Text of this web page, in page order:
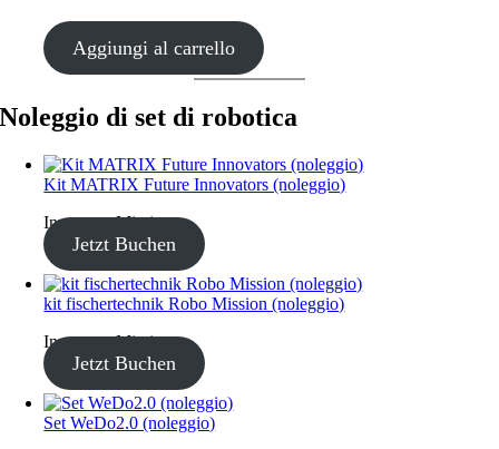
CHF30.00
Aggiungi al carrello
Noleggio di set di robotica
Kit MATRIX Future Innovators (noleggio)
Inventory Missing
Jetzt Buchen
kit fischertechnik Robo Mission (noleggio)
Inventory Missing
Jetzt Buchen
Set WeDo2.0 (noleggio)